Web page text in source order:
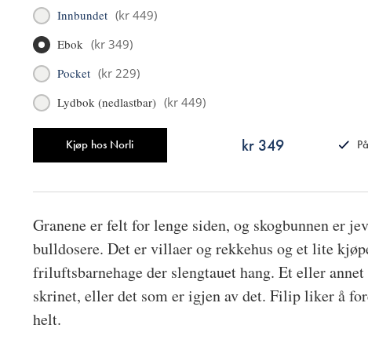
Innbundet (kr 449)
Ebok (kr 349)
Pocket (kr 229)
Lydbok (nedlastbar) (kr 449)
Kjøp hos Norli kr 349
Granene er felt for lenge siden, og skogbunnen er
bulldosere. Det er villaer og rekkehus og et lite
friluftsbarnehage der slengtauet hang. Et eller
skrinet, eller det som er igjen av det. Filip liker å
helt.